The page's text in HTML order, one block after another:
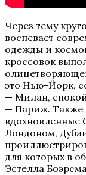
Через тему
воспевает
одежды и
кроссовок
это Нью-Йорк,
— Милан,
— Париж. Также
вдохновленные
Лондоном,
для которых в
Эстелла